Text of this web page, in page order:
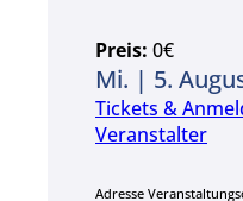
Preis: 0€
Mi. | 5.
Tickets &
Veranstalter
Adresse